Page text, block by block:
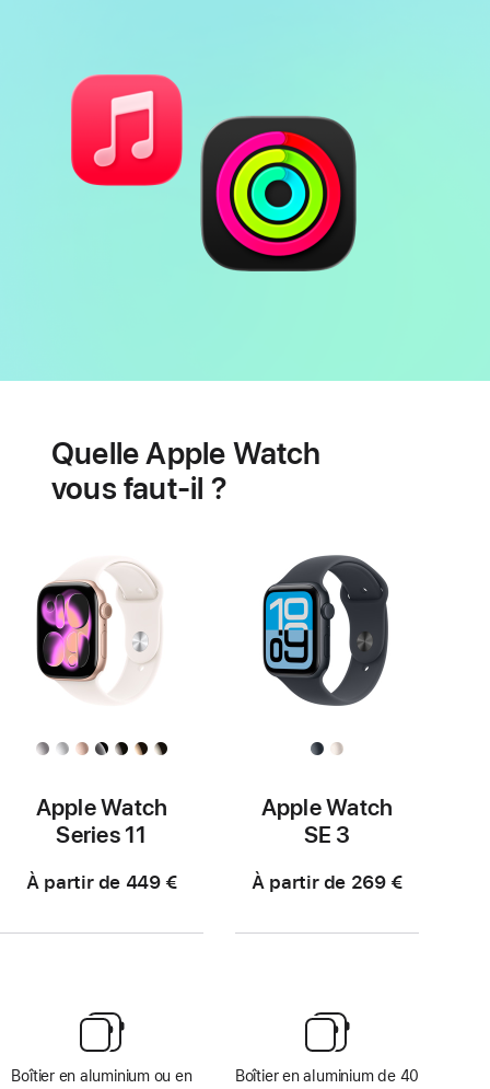
Quelle Apple Watch
vous faut-il ?
Apple Watch
Series 11
À partir de 449 €
Boîtier en aluminium ou en
Apple Watch
SE 3
À partir de 269 €
Boîtier en aluminium de 40